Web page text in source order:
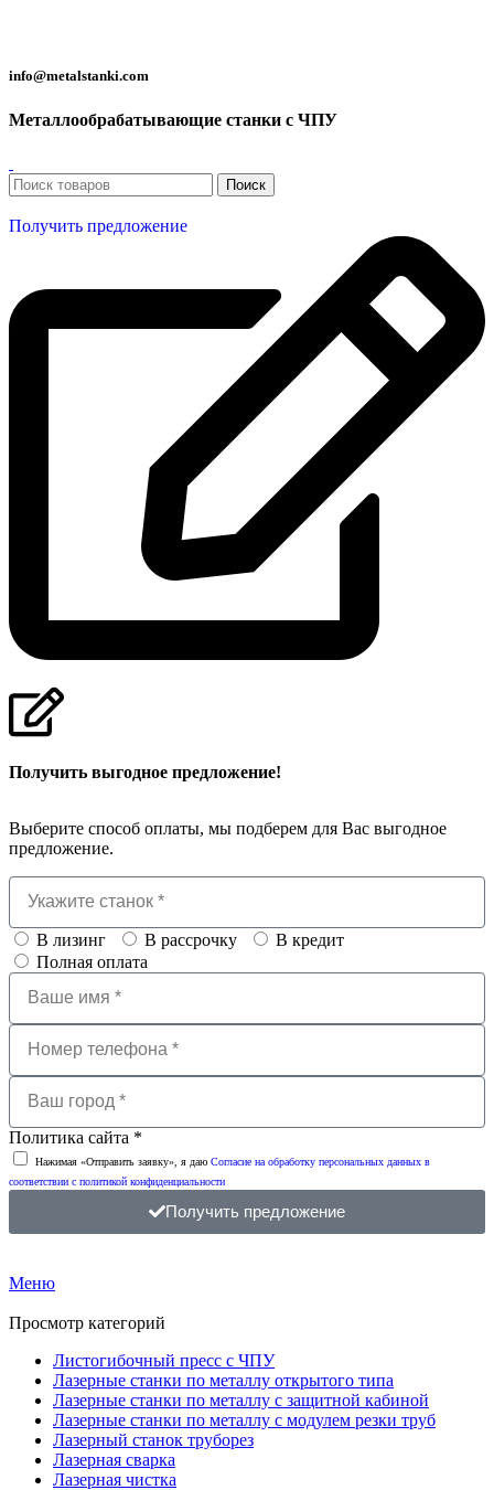
info@metalstanki.com
Металлообрабатывающие станки с ЧПУ
Поиск
Получить предложение
Получить выгодное предложение!
Выберите способ оплаты, мы подберем для Вас выгодное
предложение.
В лизинг В рассрочку
В кредит
Полная оплата
Политика сайта *
Нажимая «Отправить заявку», я даю Согласие на обработку персональных данных в
соответствии с политикой конфиденциальности
Получить предложение
Меню
Просмотр категорий
Листогибочный пресс с ЧПУ
Лазерные станки по металлу открытого типа
Лазерные станки по металлу с защитной кабиной
Лазерные станки по металлу с модулем резки труб
Лазерный станок труборез
Лазерная сварка
Лазерная чистка